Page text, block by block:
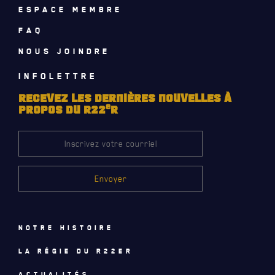
GOUVERNANCE
LA CITADELLE DE QUÉBEC
ESPACE MEMBRE
FAQ
NOUS JOINDRE
INFOLETTRE
RECEVEZ LES DERNIÈRES NOUVELLES À
PROPOS DU R22eR
Notre histoire
La régie du R22eR